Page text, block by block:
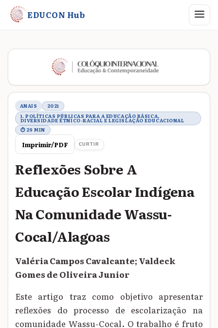
EDUCON Hub Abrir
Metadados do trabalho
ANAIS
2021
1. POLÍTICAS PÚBLICAS PARA A EDUCAÇÃO BÁSICA,
DIVERSIDADE ÉTNICO-RACIAL E LEGISLAÇÃO EDUCACIONAL
⏱ 29 MIN
Imprimir/PDF CURTIR
Reflexões Sobre A
Educação Escolar Indígena
Na Comunidade Wassu-
Cocal/Alagoas
Valéria Campos Cavalcante; Valdeck
Gomes de Oliveira Junior
Este artigo traz como objetivo apresentar
reflexões do processo de escolarização na
comunidade Wassu-Cocal. O trabalho é fruto